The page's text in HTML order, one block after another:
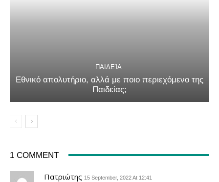
ΠΑΙΔΕΊΑ
Εθνικό απολυτήριο, αλλά με ποιο περιεχόμενο της
Παιδείας;
1 COMMENT
Πατριώτης 15 September, 2022 At 12:41